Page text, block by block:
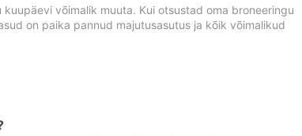
võimalik muuta. Kui otsustad oma broneeringu
on paika pannud majutusasutus ja kõik võimalikud